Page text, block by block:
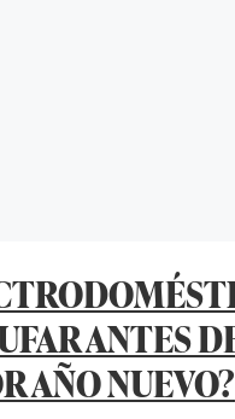
ANTES
AÑO NUEVO?